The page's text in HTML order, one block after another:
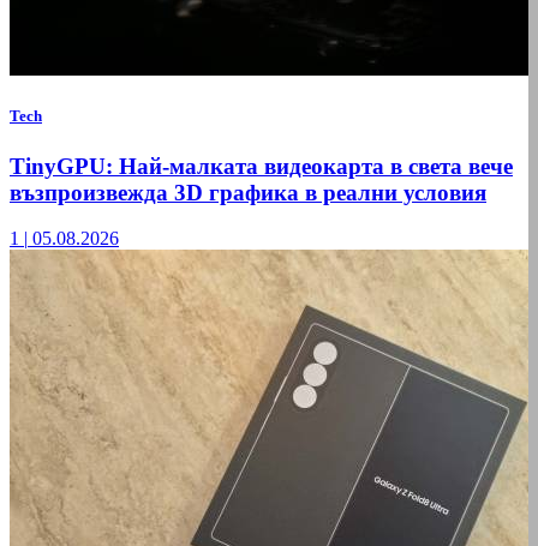
Tech
TinyGPU: Най-малката видеокарта в света вече
възпроизвежда 3D графика в реални условия
1 | 05.08.2026